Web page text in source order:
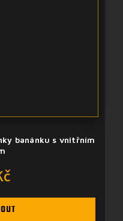
banánku s vnitřním